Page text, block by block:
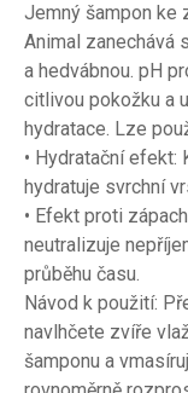
Jemný šampon ke
Animal zanechává
a hedvábnou. pH
citlivou pokožku a
hydratace. Lze
• Hydratační
hydratuje svrchní
• Efekt proti
neutralizuje
průběhu času.
Návod k použití:
navlhčete zvíře
šamponu a